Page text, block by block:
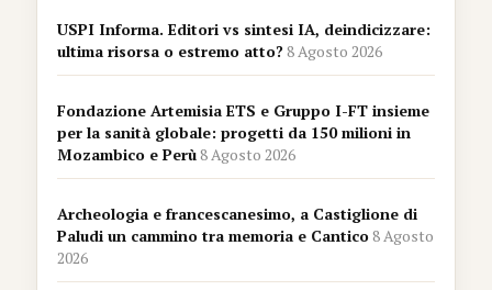
USPI Informa. Editori vs sintesi IA, deindicizzare:
ultima risorsa o estremo atto?8 Agosto 2026
Fondazione Artemisia ETS e Gruppo I-FT insieme
per la sanità globale: progetti da 150 milioni in
Mozambico e Perù8 Agosto 2026
Archeologia e francescanesimo, a Castiglione di
Paludi un cammino tra memoria e Cantico8 Agosto
2026